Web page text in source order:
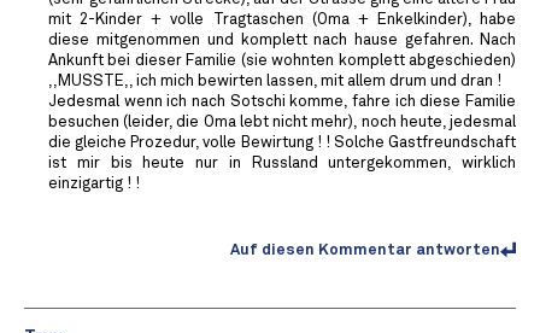
mit 2-Kinder + volle Tragtaschen (Oma + Enkelkinder), habe
diese mitgenommen und komplett nach hause gefahren. Nach
Ankunft bei dieser Familie (sie wohnten komplett abgeschieden)
,,MUSSTE,, ich mich bewirten lassen, mit allem drum und dran !
Jedesmal wenn ich nach Sotschi komme, fahre ich diese Familie
besuchen (leider, die Oma lebt nicht mehr), noch heute, jedesmal
die gleiche Prozedur, volle Bewirtung ! ! Solche Gastfreundschaft
ist mir bis heute nur in Russland untergekommen, wirklich
einzigartig ! !
Auf diesen Kommentar antworten